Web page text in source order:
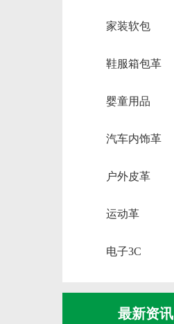
家装软包
鞋服箱包革
婴童用品
汽车内饰革
户外皮革
运动革
电子3C
最新资讯